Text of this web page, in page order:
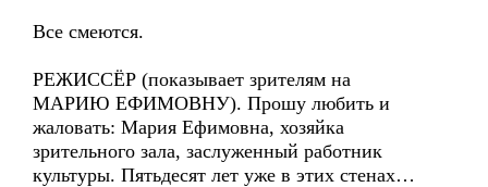
Все смеются.
РЕЖИССЁР (показывает зрителям на
МАРИЮ ЕФИМОВНУ). Прошу любить и
жаловать: Мария Ефимовна, хозяйка
зрительного зала, заслуженный работник
культуры. Пятьдесят лет уже в этих стенах…